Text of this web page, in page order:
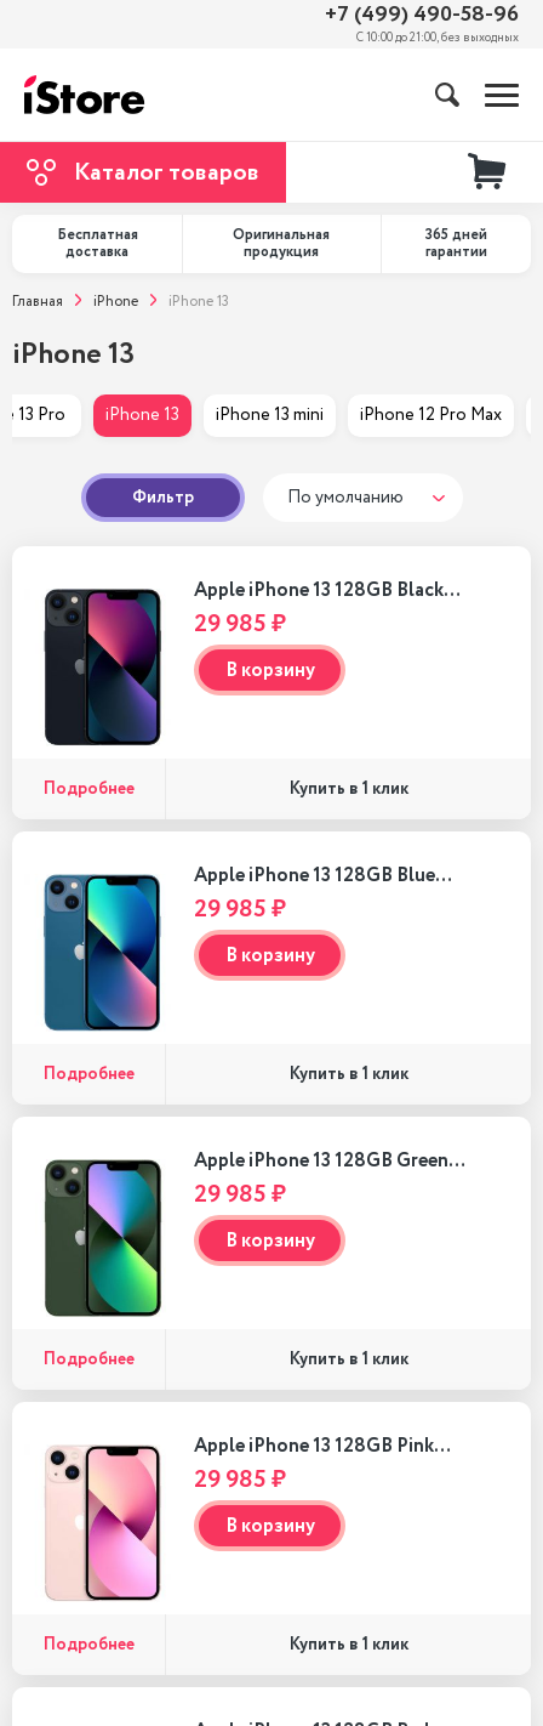
+7 (499) 490-58-96
С 10:00 до 21:00, без выходных
Каталог товаров
Бесплатная
доставка
Оригинальная
продукция
365 дней
гарантии
Главная iPhone iPhone 13
iPhone 13
13 Pro iPhone 13 iPhone 13 mini iPhone 12 Pro Max
Фильтр По умолчанию
Apple iPhone 13 128GB Black…
29 985 ₽
В корзину
Подробнее Купить в 1 клик
Apple iPhone 13 128GB Blue…
29 985 ₽
В корзину
Подробнее Купить в 1 клик
Apple iPhone 13 128GB Green…
29 985 ₽
В корзину
Подробнее Купить в 1 клик
Apple iPhone 13 128GB Pink…
29 985 ₽
В корзину
Подробнее Купить в 1 клик